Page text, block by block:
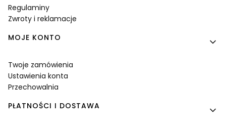
Regulaminy
Zwroty i reklamacje
MOJE KONTO
Twoje zamówienia
Ustawienia konta
Przechowalnia
PŁATNOŚCI I DOSTAWA